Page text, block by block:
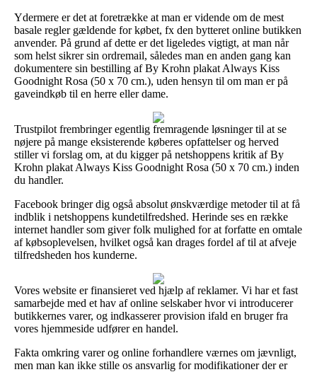
Ydermere er det at foretrække at man er vidende om de mest
basale regler gældende for købet, fx den bytteret online butikken
anvender. På grund af dette er det ligeledes vigtigt, at man når
som helst sikrer sin ordremail, således man en anden gang kan
dokumentere sin bestilling af By Krohn plakat Always Kiss
Goodnight Rosa (50 x 70 cm.), uden hensyn til om man er på
gaveindkøb til en herre eller dame.
Trustpilot frembringer egentlig fremragende løsninger til at se
nøjere på mange eksisterende køberes opfattelser og herved
stiller vi forslag om, at du kigger på netshoppens kritik af By
Krohn plakat Always Kiss Goodnight Rosa (50 x 70 cm.) inden
du handler.
Facebook bringer dig også absolut ønskværdige metoder til at få
indblik i netshoppens kundetilfredshed. Herinde ses en række
internet handler som giver folk mulighed for at forfatte en omtale
af købsoplevelsen, hvilket også kan drages fordel af til at afveje
tilfredsheden hos kunderne.
Vores website er finansieret ved hjælp af reklamer. Vi har et fast
samarbejde med et hav af online selskaber hvor vi introducerer
butikkernes varer, og indkasserer provision ifald en bruger fra
vores hjemmeside udfører en handel.
Fakta omkring varer og online forhandlere værnes om jævnligt,
men man kan ikke stille os ansvarlig for modifikationer der er